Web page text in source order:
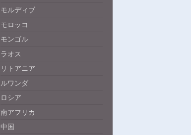
モルディブ
モロッコ
モンゴル
ラオス
リトアニア
ルワンダ
ロシア
南アフリカ
中国